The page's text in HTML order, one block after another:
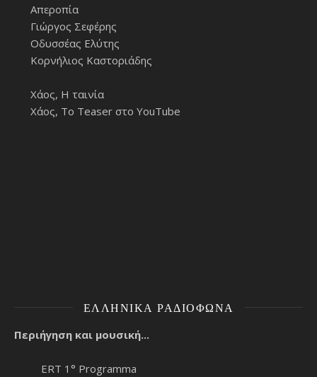
Απεροπία
Γιώργος Σεφέρης
Οδυσσέας Ελύτης
Κορνήλιος Καστοριάδης
Χάος, Η ταινία
Χάος, Το Teaser στο YouTube
ΕΛΛΗΝΙΚΆ ΡΑΔΙΌΦΩΝΑ
Περιήγηση και μουσική...
ERT 1° Programma